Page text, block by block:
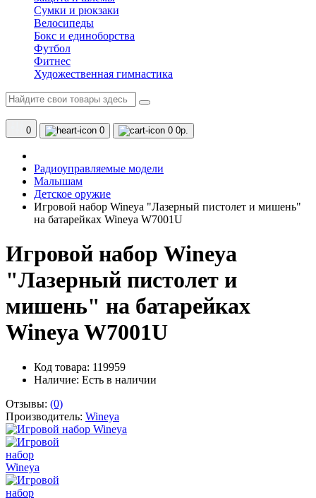
Сумки и рюкзаки
Велосипеды
Бокс и единоборства
Футбол
Фитнес
Художественная гимнастика
0 0 0 0р.
Радиоуправляемые модели
Малышам
Детское оружие
Игровой набор Wineya "Лазерный пистолет и мишень"
на батарейках Wineya W7001U
Игровой набор Wineya
"Лазерный пистолет и
мишень" на батарейках
Wineya W7001U
Код товара: 119959
Наличие: Есть в наличии
Отзывы: (0)
Производитель: Wineya